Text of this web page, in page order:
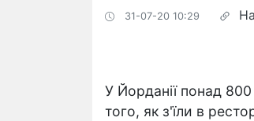
31-07-20 10:29
У Йорданії понад 800
того, як з'їли в